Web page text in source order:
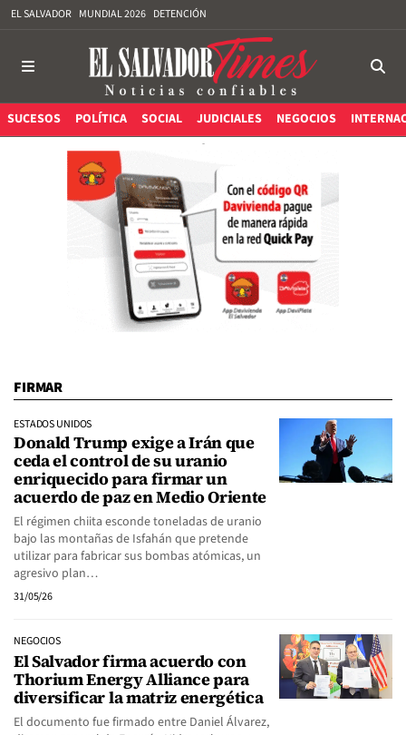
EL SALVADOR MUNDIAL 2026 DETENCIÓN
SUCESOS POLÍTICA SOCIAL JUDICIALES NEGOCIOS
FIRMAR
ESTADOS UNIDOS
Donald Trump exige a Irán que
ceda el control de su uranio
enriquecido para firmar un
acuerdo de paz en Medio Oriente
El régimen chiita esconde toneladas de uranio
bajo las montañas de Isfahán que pretende
utilizar para fabricar sus bombas atómicas, un
agresivo plan…
31/05/26
NEGOCIOS
El Salvador firma acuerdo con
Thorium Energy Alliance para
diversificar la matriz energética
El documento fue firmado entre Daniel Álvarez,